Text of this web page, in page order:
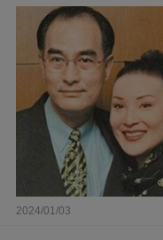
2024/01/03